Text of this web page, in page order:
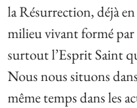
la Résurrection, déjà
milieu vivant formé par
surtout l’Esprit Saint
Nous nous situons
même temps dans les